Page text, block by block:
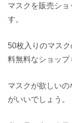
マスクを販売シ
す。
50枚入りのマス
料無料なショップ
マスクが欲しい
がいいでしょう。